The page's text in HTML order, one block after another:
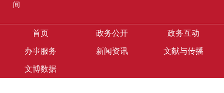
间
首页 政务公开 政务互动
办事服务 新闻资讯 文献与传播
文博数据